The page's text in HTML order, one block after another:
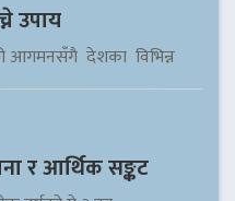
उपाय
आगमनसँगै देशका विभिन्न
र आर्थिक सङ्कट